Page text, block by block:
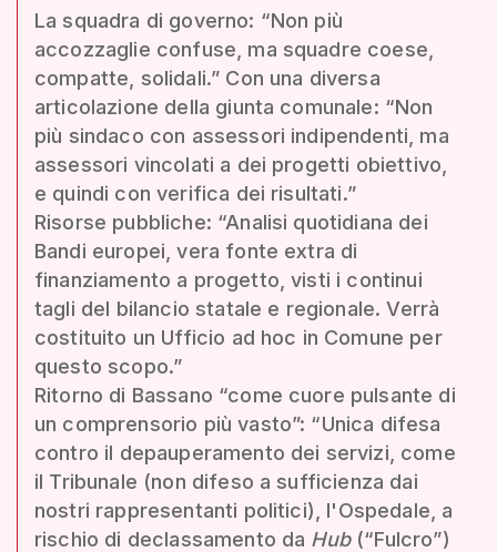
La squadra di governo: “Non più
accozzaglie confuse, ma squadre coese,
compatte, solidali.” Con una diversa
articolazione della giunta comunale: “Non
più sindaco con assessori indipendenti, ma
assessori vincolati a dei progetti obiettivo,
e quindi con verifica dei risultati.”
Risorse pubbliche: “Analisi quotidiana dei
Bandi europei, vera fonte extra di
finanziamento a progetto, visti i continui
tagli del bilancio statale e regionale. Verrà
costituito un Ufficio ad hoc in Comune per
questo scopo.”
Ritorno di Bassano “come cuore pulsante di
un comprensorio più vasto”: “Unica difesa
contro il depauperamento dei servizi, come
il Tribunale (non difeso a sufficienza dai
nostri rappresentanti politici), l'Ospedale, a
rischio di declassamento da Hub(“Fulcro”)